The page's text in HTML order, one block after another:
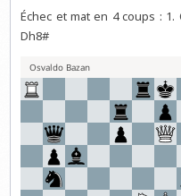
Échec et mat en 4 coups : 1.
Dh8#